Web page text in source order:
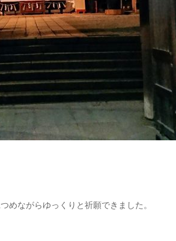
めながらゆっくりと祈願できました。